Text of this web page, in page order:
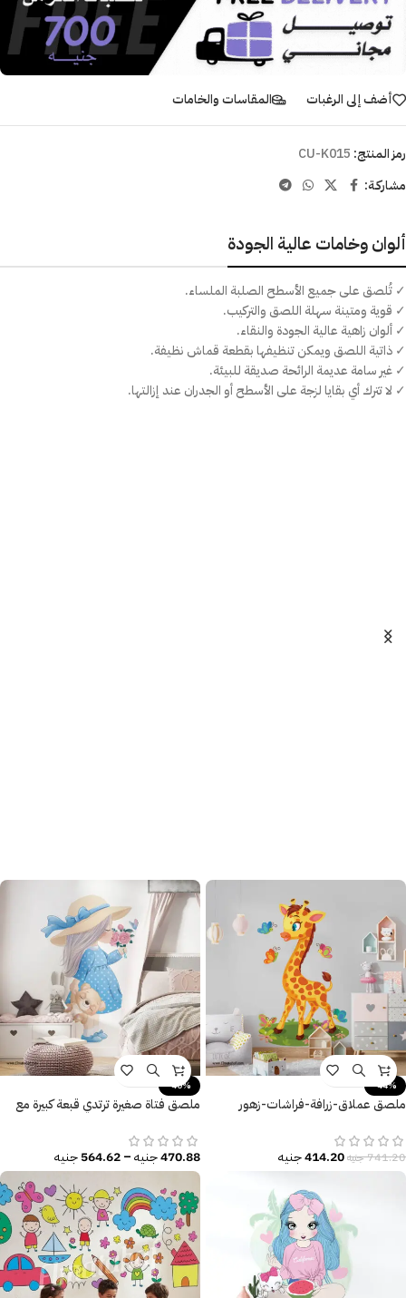
أضف إلى الرغبات المقاسات والخامات
رمز المنتج: CU-K015
مشاركـة:
ألوان وخامات عالية الجودة
✓ تُلصق على جميع الأسطح الصلبة الملساء.
✓ قوية ومتينة سهلة اللصق والتركيب.
✓ ألوان زاهية عالية الجودة والنقاء.
✓ ذاتية اللصق ويمكن تنظيفها بقطعة قماش نظيفة.
✓ غير سامة عديمة الرائحة صديقة للبيئة.
✓ لا تترك أي بقايا لزجة على الأسطح أو الجدران عند إزالتها.
-44%
ملصق عملاق-زرافة-فراشات-زهور
741.20جنيه414.20جنيه
-40%
ملصق فتاة صغيرة ترتدي قبعة كبيرة مع
470.88جنيه–
564.62جنيه